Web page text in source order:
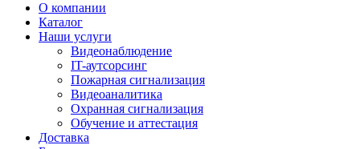
О компании
Каталог
Наши услуги
Видеонаблюдение
IT-аутсорсинг
Пожарная сигнализация
Видеоаналитика
Охранная сигнализация
Обучение и аттестация
Доставка